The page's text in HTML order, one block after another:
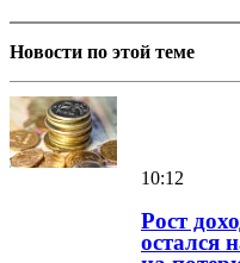
Новости по этой теме
10:12
Рост
остался